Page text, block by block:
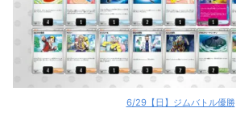
6/29【日】ジムバトル優勝